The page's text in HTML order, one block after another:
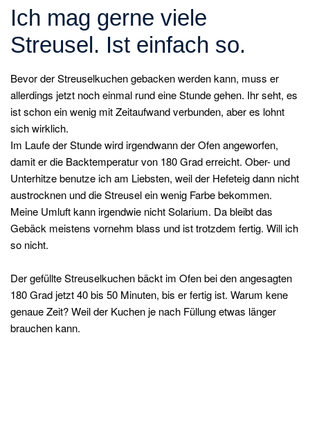
Ich mag gerne viele
Streusel. Ist einfach so.
Bevor der Streuselkuchen gebacken werden kann, muss er
allerdings jetzt noch einmal rund eine Stunde gehen. Ihr seht, es
ist schon ein wenig mit Zeitaufwand verbunden, aber es lohnt
sich wirklich.
Im Laufe der Stunde wird irgendwann der Ofen angeworfen,
damit er die Backtemperatur von 180 Grad erreicht. Ober- und
Unterhitze benutze ich am Liebsten, weil der Hefeteig dann nicht
austrocknen und die Streusel ein wenig Farbe bekommen.
Meine Umluft kann irgendwie nicht Solarium. Da bleibt das
Gebäck meistens vornehm blass und ist trotzdem fertig. Will ich
so nicht.
Der gefüllte Streuselkuchen bäckt im Ofen bei den angesagten
180 Grad jetzt 40 bis 50 Minuten, bis er fertig ist. Warum kene
genaue Zeit? Weil der Kuchen je nach Füllung etwas länger
brauchen kann.